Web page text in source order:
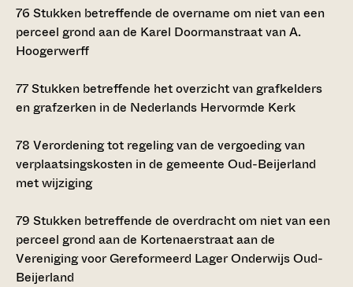
76 Stukken betreffende de overname om niet van een
perceel grond aan de Karel Doormanstraat van A.
Hoogerwerff
77Stukken betreffende het overzicht van grafkelders
en grafzerken in de Nederlands Hervormde Kerk
78 Verordening tot regeling van de vergoeding van
verplaatsingskosten in de gemeente Oud-Beijerland
met wijziging
79 Stukken betreffende de overdracht om niet van een
perceel grond aan de Kortenaerstraat aan de
Vereniging voor Gereformeerd Lager Onderwijs Oud-
Beijerland